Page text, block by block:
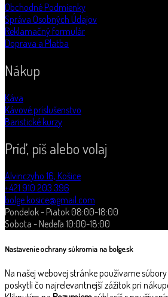
Obchodné Podmienky
Správa Osobných Údajov
Reklamačný formulár
Doprava a Platba
Nákup
Káva
Kávové príslušenstvo
Baristické kurzy
Príď, píš alebo volaj
Alvinczyho 16, Košice
+421 910 203 396
bolge.kosice@gmail.com
Pondelok - Piatok 08:00-18:00
Sobota - Nedeľa 10:00-18:00
Nastavenie ochrany súkromia na bolge.sk
Na našej webovej stránke používame
poskytli čo najrelevantnejší zážitok pri